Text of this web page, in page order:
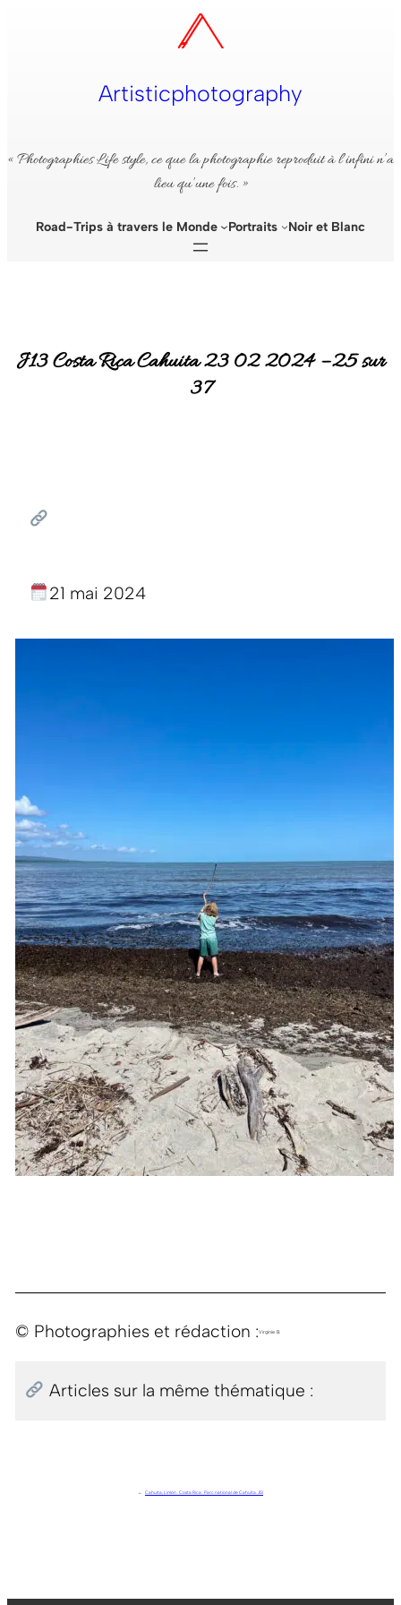
Artisticphotography
« Photographies Life style, ce que la photographie reproduit à l’infini n’a
lieu qu’une fois. »
Road-Trips à travers le Monde Portraits Noir et Blanc
J13 Costa Rica Cahuita 23 02 2024 – 25 sur
37
21 mai 2024
© Photographies et rédaction :Virginie B.
Articles sur la même thématique :
← Cahuita, Limón . Costa Rica . Parc national de Cahuita. J13